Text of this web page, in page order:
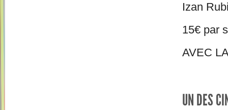
Izan
15€ par
AVEC
UN DES